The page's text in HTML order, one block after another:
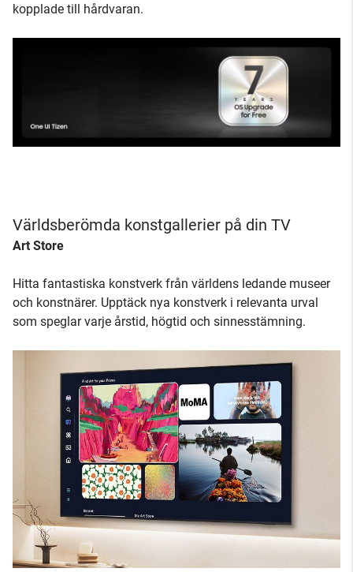
kopplade till hårdvaran.
Världsberömda konstgallerier på din TV
Art Store
Hitta fantastiska konstverk från världens ledande museer
och konstnärer. Upptäck nya konstverk i relevanta urval
som speglar varje årstid, högtid och sinnesstämning.